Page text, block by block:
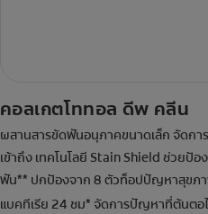
คอลเกตโททอล ดีพ คลีน
ผสานสารขัดฟันอนุภาคขนาดเล็ก จัดกา
เข้าถึง เทคโนโลยี Stain Shield ช่วยป้
ฟัน** ปกป้องจาก 8 ตัวท็อปปัญหาสุขภ
แบคทีเรีย 24 ชม* จัดการปัญหาที่ต้นตอ